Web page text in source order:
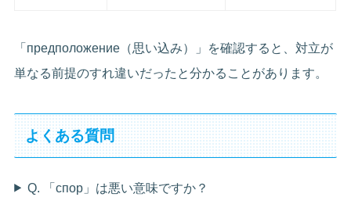
「предположение（思い込み）」を確認すると、対立が
単なる前提のすれ違いだったと分かることがあります。
よくある質問
Q. 「спор」は悪い意味ですか？